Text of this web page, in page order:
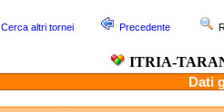
Cerca altri tornei Precedente
ITRIA-
Dati